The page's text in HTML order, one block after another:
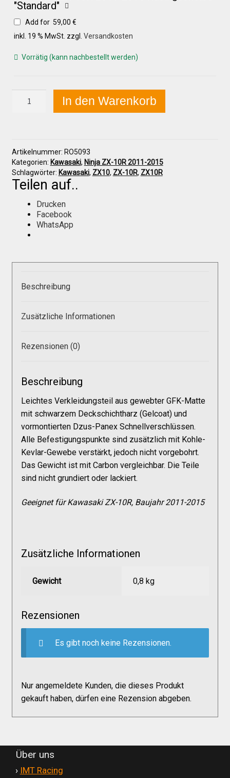
Widerruf
Datenschutzerklärung
Zahlungsarten
"Standard"
Add for 59,00€
inkl. 19 % MwSt. zzgl. Versandkosten
Vorrätig (kann nachbestellt werden)
oben
Menge
In den Warenkorb
Artikelnummer: RO5093
Kategorien: Kawasaki, Ninja ZX-10R 2011-2015
Schlagwörter: Kawasaki, ZX10, ZX-10R, ZX10R
Teilen auf..
Drucken
Facebook
WhatsApp
Beschreibung
Zusätzliche Informationen
Rezensionen (0)
Beschreibung
Leichtes Verkleidungsteil aus gewebter GFK-Matte
mit schwarzem Deckschichtharz (Gelcoat) und
vormontierten Dzus-Panex Schnellverschlüssen.
Alle Befestigungspunkte sind zusätzlich mit Kohle-
Kevlar-Gewebe verstärkt, jedoch nicht vorgebohrt.
Das Gewicht ist mit Carbon vergleichbar. Die Teile
sind nicht grundiert oder lackiert.
Geeignet für Kawasaki ZX-10R, Baujahr 2011-2015
Zusätzliche Informationen
Gewicht 0,8 kg
Rezensionen
Es gibt noch keine Rezensionen.
Nur angemeldete Kunden, die dieses Produkt
gekauft haben, dürfen eine Rezension abgeben.
Über uns
› IMT Racing